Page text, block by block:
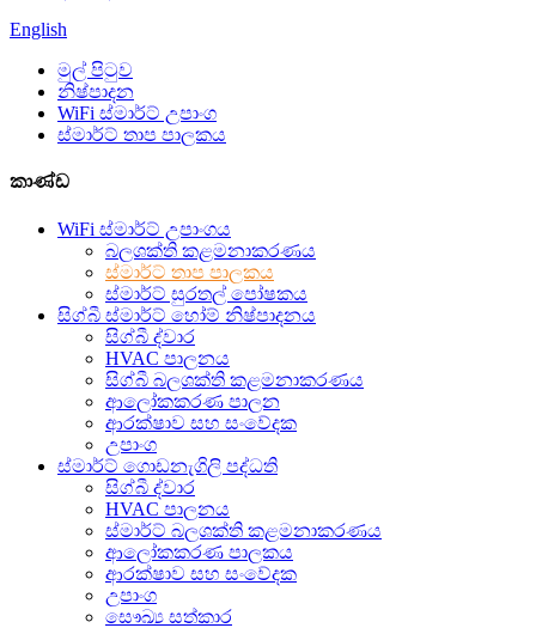
English
මුල් පිටුව
නිෂ්පාදන
WiFi ස්මාර්ට් උපාංග
ස්මාර්ට් තාප පාලකය
කාණ්ඩ
WiFi ස්මාර්ට් උපාංගය
බලශක්ති කළමනාකරණය
ස්මාර්ට් තාප පාලකය
ස්මාර්ට් සුරතල් පෝෂකය
සිග්බී ස්මාර්ට් හෝම් නිෂ්පාදනය
සිග්බී ද්වාර
HVAC පාලනය
සිග්බී බලශක්ති කළමනාකරණය
ආලෝකකරණ පාලන
ආරක්ෂාව සහ සංවේදක
උපාංග
ස්මාර්ට් ගොඩනැගිලි පද්ධති
සිග්බී ද්වාර
HVAC පාලනය
ස්මාර්ට් බලශක්ති කළමනාකරණය
ආලෝකකරණ පාලකය
ආරක්ෂාව සහ සංවේදක
උපාංග
සෞඛ්‍ය සත්කාර